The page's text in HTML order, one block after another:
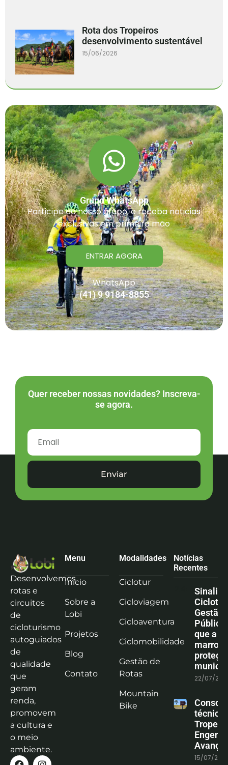
Rota dos Tropeiros
desenvolvimento sustentável
15/06/2026
Grupo WhatsApp
Participe do nosso grupo, e receba noticias
exclusivas em primeira mão
ENTRAR AGORA
WhatsApp
(41) 9 9184-8855
Quer receber nossas novidades? Inscreva-
se agora.
Enviar
Desenvolvemos
rotas e
circuitos
de
cicloturismo
autoguiados
de
qualidade
que
geram
renda,
promovem
a cultura e
o meio
ambiente.
Menu
Início
Sobre a
Lobi
Projetos
Blog
Contato
Modalidades
Ciclotur
Cicloviagem
Cicloaventura
Ciclomobilidade
Gestão de
Rotas
Mountain
Bike
Notícias
Recentes
Gestão
que a
marrom
protege
22/07/
técnica
15/07/